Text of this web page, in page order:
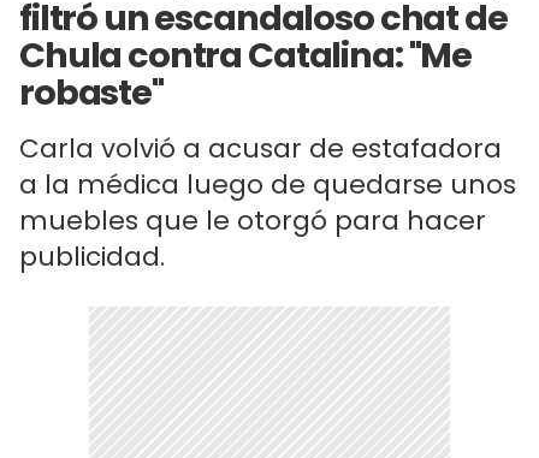
filtró un escandaloso chat de
Chula contra Catalina: "Me
robaste"
Carla volvió a acusar de estafadora
a la médica luego de quedarse unos
muebles que le otorgó para hacer
publicidad.